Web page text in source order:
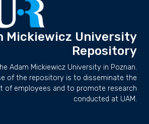
Mickiewicz University
Repository
Adam Mickiewicz University in Poznan.
of the repository is to disseminate the
of employees and to promote research
conducted at UAM.